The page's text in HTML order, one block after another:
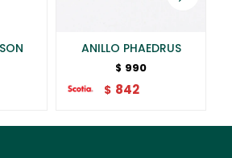
ANILLO PHAEDRUS
$ 990
$ 842